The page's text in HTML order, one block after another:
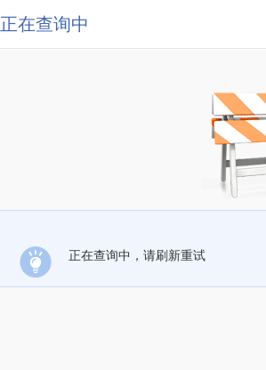
正在查询中
正在查询中，请刷新重试